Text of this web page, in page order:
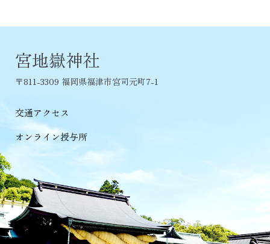
宮地嶽神社
〒811-3309 福岡県福津市宮司元町7-1
交通アクセス
オンライン授与所